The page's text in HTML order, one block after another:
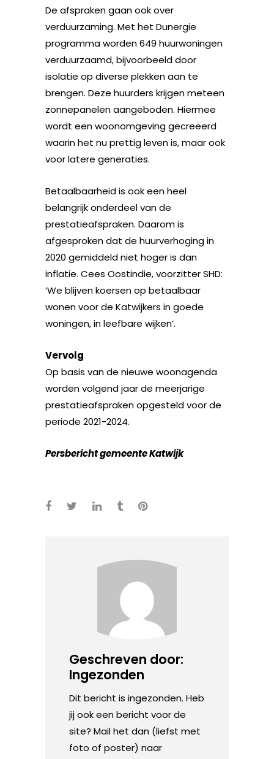
De afspraken gaan ook over
verduurzaming. Met het Dunergie
programma worden 649 huurwoningen
verduurzaamd, bijvoorbeeld door
isolatie op diverse plekken aan te
brengen. Deze huurders krijgen meteen
zonnepanelen aangeboden. Hiermee
wordt een woonomgeving gecreëerd
waarin het nu prettig leven is, maar ook
voor latere generaties.
Betaalbaarheid is ook een heel
belangrijk onderdeel van de
prestatieafspraken. Daarom is
afgesproken dat de huurverhoging in
2020 gemiddeld niet hoger is dan
inflatie. Cees Oostindie, voorzitter SHD:
‘We blijven koersen op betaalbaar
wonen voor de Katwijkers in goede
woningen, in leefbare wijken’.
Vervolg
Op basis van de nieuwe woonagenda
worden volgend jaar de meerjarige
prestatieafspraken opgesteld voor de
periode 2021-2024.
Persbericht gemeente Katwijk
Geschreven door:
Ingezonden
Dit bericht is ingezonden. Heb
jij ook een bericht voor de
site? Mail het dan (liefst met
foto of poster) naar